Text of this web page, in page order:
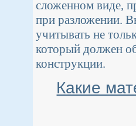
сложенном виде,
при разложении.
учитывать не
который должен
конструкции.
Какие